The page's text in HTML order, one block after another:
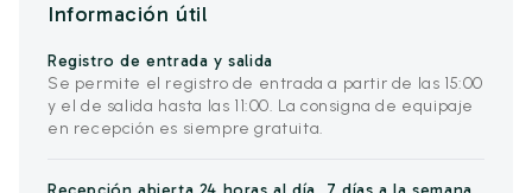
Información útil
Registro de entrada y salida
Se permite el registro de entrada a partir de las 15:00
y el de salida hasta las 11:00. La consigna de equipaje
en recepción es siempre gratuita.